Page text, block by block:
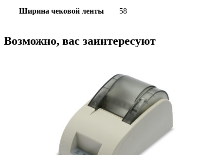
Ширина чековой ленты 58
Возможно, вас заинтересуют